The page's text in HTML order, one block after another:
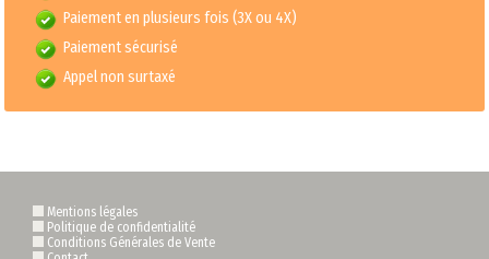
Paiement en plusieurs fois (3X ou 4X)
Paiement sécurisé
Appel non surtaxé
Mentions légales
Politique de confidentialité
Conditions Générales de Vente